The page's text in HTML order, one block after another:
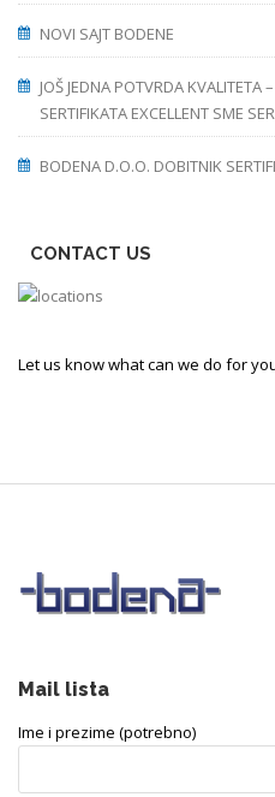
NOVI SAJT BODENE
JOŠ JEDNA POTVRDA
SERTIFIKATA EXCELLENT SME
BODENA D.O.O. DOBITNIK
CONTACT US
Let us know what can we do for
Mail lista
Ime i prezime (potrebno)